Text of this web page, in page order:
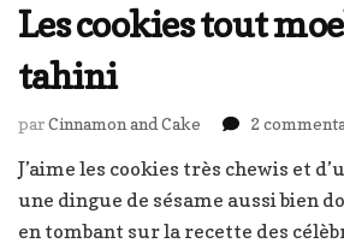
Les cookies tout
tahini
parCinnamon and Cake 2
J’aime les cookies très chewis et
une dingue de sésame aussi bien
en tombant sur la recette des